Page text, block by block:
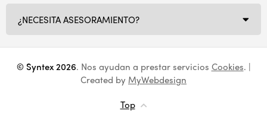
¿NECESITA ASESORAMIENTO?
© Syntex 2026. Nos ayudan a prestar servicios Cookies. |
Created by MyWebdesign
Top